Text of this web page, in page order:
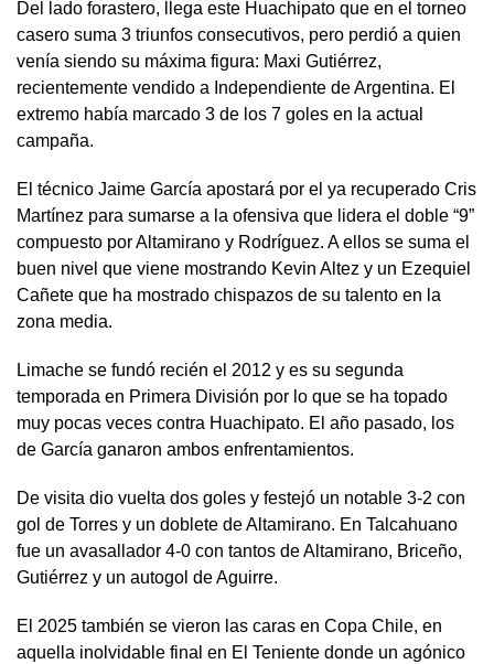
Del lado forastero, llega este Huachipato que en el torneo
casero suma 3 triunfos consecutivos, pero perdió a quien
venía siendo su máxima figura: Maxi Gutiérrez,
recientemente vendido a Independiente de Argentina. El
extremo había marcado 3 de los 7 goles en la actual
campaña.
El técnico Jaime García apostará por el ya recuperado Cris
Martínez para sumarse a la ofensiva que lidera el doble “9”
compuesto por Altamirano y Rodríguez. A ellos se suma el
buen nivel que viene mostrando Kevin Altez y un Ezequiel
Cañete que ha mostrado chispazos de su talento en la
zona media.
Limache se fundó recién el 2012 y es su segunda
temporada en Primera División por lo que se ha topado
muy pocas veces contra Huachipato. El año pasado, los
de García ganaron ambos enfrentamientos.
De visita dio vuelta dos goles y festejó un notable 3-2 con
gol de Torres y un doblete de Altamirano. En Talcahuano
fue un avasallador 4-0 con tantos de Altamirano, Briceño,
Gutiérrez y un autogol de Aguirre.
El 2025 también se vieron las caras en Copa Chile, en
aquella inolvidable final en El Teniente donde un agónico